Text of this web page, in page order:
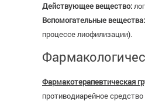
Действующее вещество:
Вспомогательные вещества:
процессе лиофилизации).
Фармакотерапевтическая
противодиарейное средство